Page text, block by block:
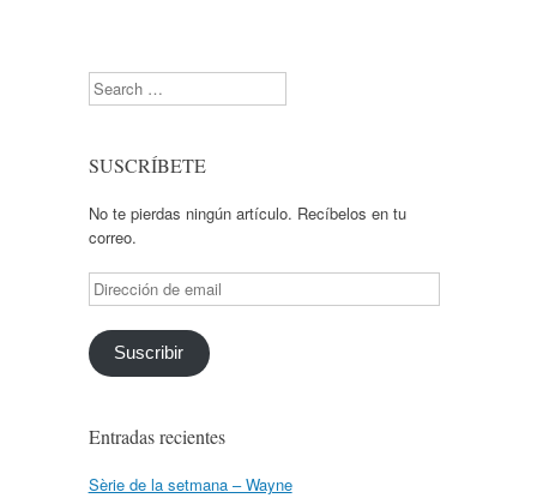
Search
SUSCRÍBETE
No te pierdas ningún artículo. Recíbelos en tu
correo.
Dirección
de
email
Suscribir
Entradas recientes
Sèrie de la setmana – Wayne